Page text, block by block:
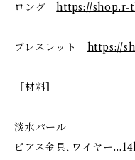
ロングhttps://shop.r-
ブレスレット https://
〚材料〛
淡水パール
ピアス金具､ワイヤー